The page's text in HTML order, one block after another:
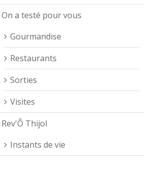
On a testé pour vous
Gourmandise
Restaurants
Sorties
Visites
Rev'Ô Thijol
Instants de vie